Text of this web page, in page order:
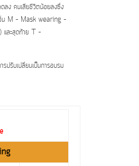
ลง คนเสียชีวิตน้อยลงซึ่ง
อื่น M – Mask wearing –
และสุดท้าย T –
รับเปลี่ยนเป็นการอบรม